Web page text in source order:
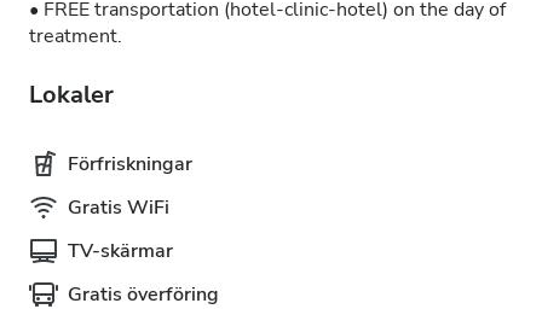
• FREE transportation (hotel-clinic-hotel) on the day of
treatment.
Lokaler
Förfriskningar
Gratis WiFi
TV-skärmar
Gratis överföring